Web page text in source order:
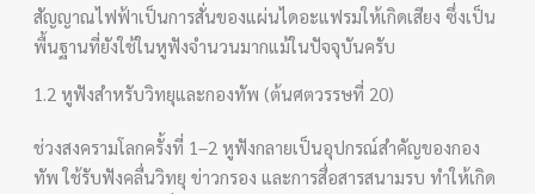
สัญญาณไฟฟ้าเป็นการสั่นของแผ่นไดอะแฟรมให้เกิดเสียง ซึ่งเป็น
พื้นฐานที่ยังใช้ในหูฟังจำนวนมากแม้ในปัจจุบันครับ
1.2 หูฟังสำหรับวิทยุและกองทัพ (ต้นศตวรรษที่ 20)
ช่วงสงครามโลกครั้งที่ 1–2 หูฟังกลายเป็นอุปกรณ์สำคัญของกอง
ทัพ ใช้รับฟังคลื่นวิทยุ ข่าวกรอง และการสื่อสารสนามรบ ทำให้เกิด